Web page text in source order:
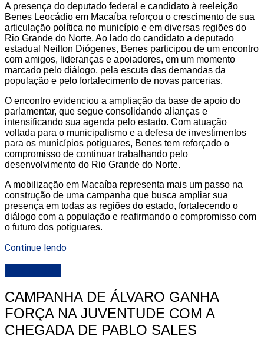
A presença do deputado federal e candidato à reeleição
Benes Leocádio em Macaíba reforçou o crescimento de sua
articulação política no município e em diversas regiões do
Rio Grande do Norte. Ao lado do candidato a deputado
estadual Neilton Diógenes, Benes participou de um encontro
com amigos, lideranças e apoiadores, em um momento
marcado pelo diálogo, pela escuta das demandas da
população e pelo fortalecimento de novas parcerias.
O encontro evidenciou a ampliação da base de apoio do
parlamentar, que segue consolidando alianças e
intensificando sua agenda pelo estado. Com atuação
voltada para o municipalismo e a defesa de investimentos
para os municípios potiguares, Benes tem reforçado o
compromisso de continuar trabalhando pelo
desenvolvimento do Rio Grande do Norte.
A mobilização em Macaíba representa mais um passo na
construção de uma campanha que busca ampliar sua
presença em todas as regiões do estado, fortalecendo o
diálogo com a população e reafirmando o compromisso com
o futuro dos potiguares.
Continue lendo
CAMPANHA DE ÁLVARO GANHA
FORÇA NA JUVENTUDE COM A
CHEGADA DE PABLO SALES